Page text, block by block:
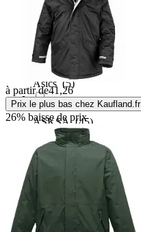
Armr(17)
Asatex(9)
Asics (5)
ASKSA(45)
Assos
à partir de41,26
Prix le plus bas chez Kaufland.fr
26% baisse de prix